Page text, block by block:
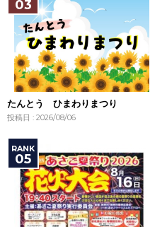
たんとう ひまわりまつり
投稿日 : 2026/08/06